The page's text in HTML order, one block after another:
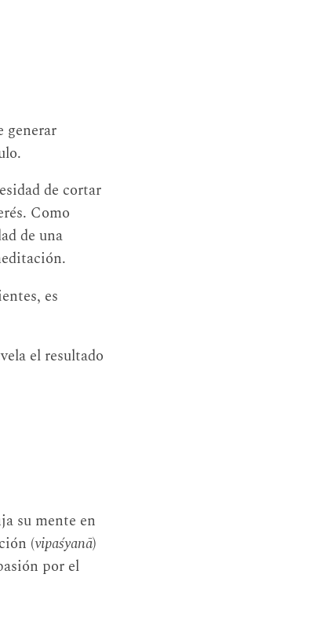
generar
de cortar
Como
de una
es
el resultado
su mente en
(vipaśyanā)
por el